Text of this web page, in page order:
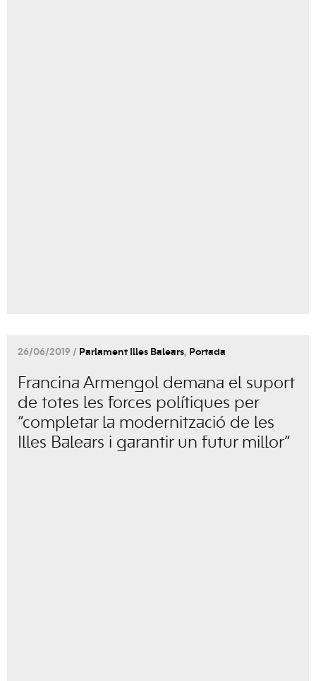
26/06/2019 / Parlament Illes Balears, Portada
Francina Armengol demana el suport
de totes les forces polítiques per
“completar la modernització de les
Illes Balears i garantir un futur millor”